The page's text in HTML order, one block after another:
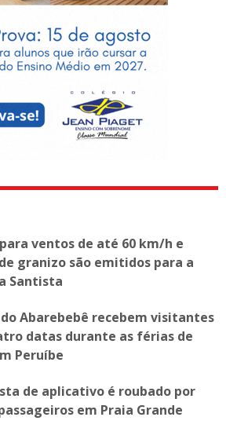
ventos de até 60 km/h e
granizo são emitidos para a
Santista
do Abarebebê recebem visitantes
datas durante as férias de
Peruíbe
de aplicativo é roubado por
em Praia Grande